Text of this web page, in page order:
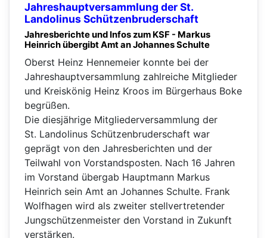
Jahreshauptversammlung der St.
Landolinus Schützenbruderschaft
Jahresberichte und Infos zum KSF - Markus
Heinrich übergibt Amt an Johannes Schulte
Oberst Heinz Hennemeier konnte bei der
Jahreshauptversammlung zahlreiche Mitglieder
und Kreiskönig Heinz Kroos im Bürgerhaus Boke
begrüßen.
Die diesjährige Mitgliederversammlung der
St. Landolinus Schützenbruderschaft war
geprägt von den Jahresberichten und der
Teilwahl von Vorstandsposten. Nach 16 Jahren
im Vorstand übergab Hauptmann Markus
Heinrich sein Amt an Johannes Schulte. Frank
Wolfhagen wird als zweiter stellvertretender
Jungschützenmeister den Vorstand in Zukunft
verstärken.